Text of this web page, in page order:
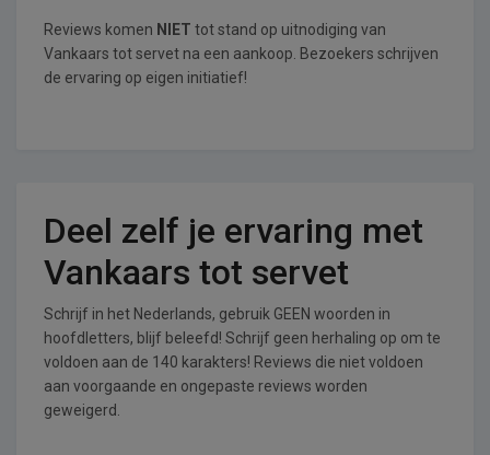
Reviews komen NIET tot stand op uitnodiging van
Vankaars tot servet na een aankoop. Bezoekers schrijven
de ervaring op eigen initiatief!
Deel zelf je ervaring met
Vankaars tot servet
Schrijf in het Nederlands, gebruik GEEN woorden in
hoofdletters, blijf beleefd! Schrijf geen herhaling op om te
voldoen aan de 140 karakters! Reviews die niet voldoen
aan voorgaande en ongepaste reviews worden
geweigerd.